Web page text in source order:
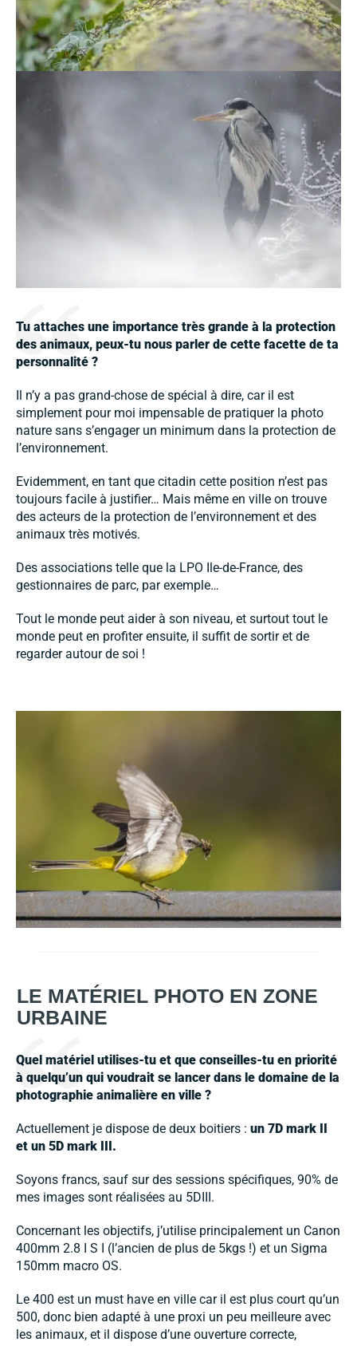
Tu attaches une importance très grande à la protection
des animaux, peux-tu nous parler de cette facette de ta
personnalité ?
Il n’y a pas grand-chose de spécial à dire, car il est
simplement pour moi impensable de pratiquer la photo
nature sans s’engager un minimum dans la protection de
l’environnement.
Evidemment, en tant que citadin cette position n’est pas
toujours facile à justifier… Mais même en ville on trouve
des acteurs de la protection de l’environnement et des
animaux très motivés.
Des associations telle que la LPO Ile-de-France, des
gestionnaires de parc, par exemple…
Tout le monde peut aider à son niveau, et surtout tout le
monde peut en profiter ensuite, il suffit de sortir et de
regarder autour de soi !
LE MATÉRIEL PHOTO EN ZONE
URBAINE
Quel matériel utilises-tu et que conseilles-tu en priorité
à quelqu’un qui voudrait se lancer dans le domaine de la
photographie animalière en ville ?
Actuellement je dispose de deux boitiers : un 7D mark II
et un 5D mark III.
Soyons francs, sauf sur des sessions spécifiques, 90% de
mes images sont réalisées au 5DIII.
Concernant les objectifs, j’utilise principalement un Canon
400mm 2.8 I S I (l’ancien de plus de 5kgs !) et un Sigma
150mm macro OS.
Le 400 est un must have en ville car il est plus court qu’un
500, donc bien adapté à une proxi un peu meilleure avec
les animaux, et il dispose d’une ouverture correcte,